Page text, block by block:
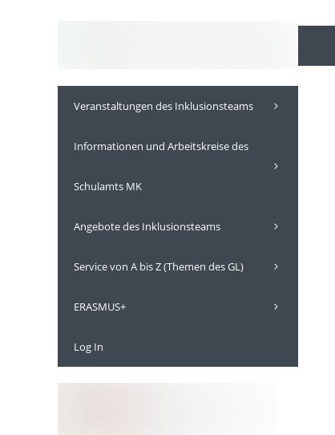
Veranstaltungen des Inklusionsteams
Informationen und Arbeitskreise des
Schulamts MK
Angebote des Inklusionsteams
Service von A bis Z (Themen des GL)
ERASMUS+
Log In